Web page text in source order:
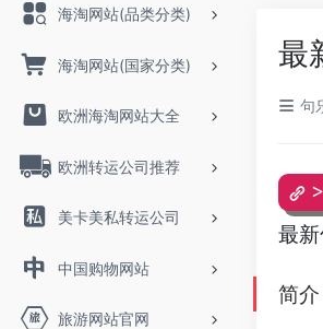
海淘网站(品类分类)
海淘网站(国家分类)
欧洲海淘网站大全
欧洲转运公司推荐
美卡美私转运公司
中国购物网站
旅游网站官网
最
句
最
简介